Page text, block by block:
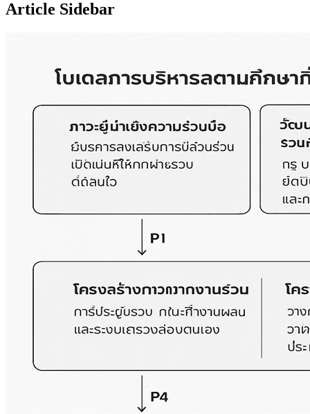
Article Sidebar